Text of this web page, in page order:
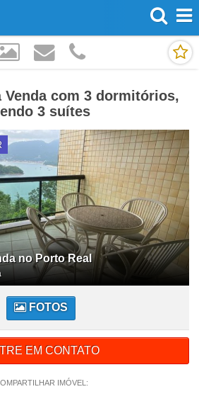
Venda com 3 dormitórios,
3 suítes
no Porto Real
FOTOS
EM CONTATO
IMÓVEL: